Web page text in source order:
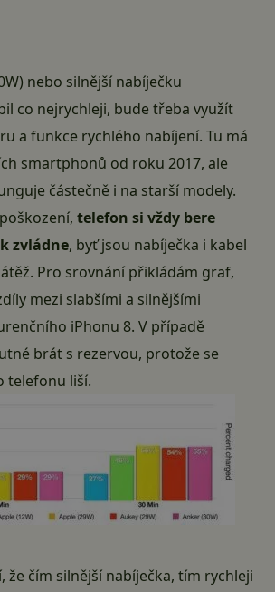
nebo silnější nabíječku
co nejrychleji, bude třeba využít
a funkce rychlého nabíjení. Tu má
smartphonů od roku 2017, ale
částečně i na starší modely.
telefon si vždy bere
zvládne, byť jsou nabíječka i kabel
Pro srovnání přikládám graf,
mezi slabšími a silnějšími
iPhonu 8. V případě
brát s rezervou, protože se
telefonu liší.
že čím silnější nabíječka, tím rychleji